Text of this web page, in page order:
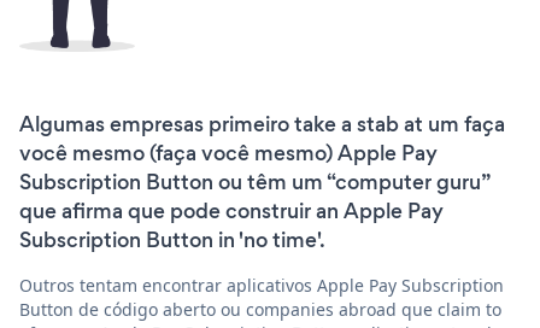
Algumas empresas primeiro take a stab at um faça
você mesmo (faça você mesmo) Apple Pay
Subscription Button ou têm um “computer guru”
que afirma que pode construir an Apple Pay
Subscription Button in 'no time'.
Outros tentam encontrar aplicativos Apple Pay Subscription
Button de código aberto ou companies abroad que claim to